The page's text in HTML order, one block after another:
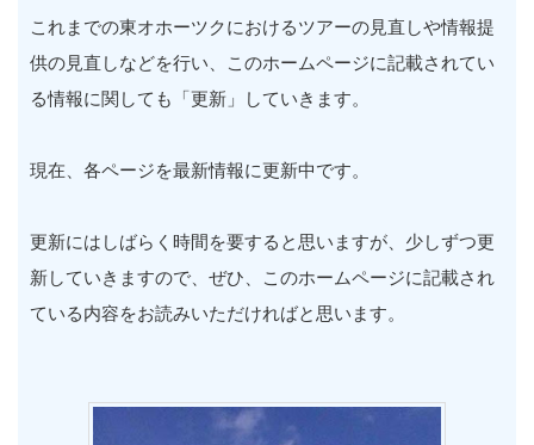
これまでの東オホーツクにおけるツアーの見直しや情報提
供の見直しなどを行い、このホームページに記載されてい
る情報に関しても「更新」していきます。
現在、各ページを最新情報に更新中です。
更新にはしばらく時間を要すると思いますが、少しずつ更
新していきますので、ぜひ、このホームページに記載され
ている内容をお読みいただければと思います。